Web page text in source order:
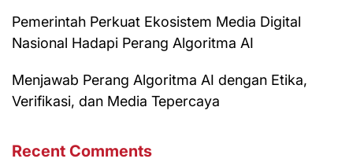
Pemerintah Perkuat Ekosistem Media Digital
Nasional Hadapi Perang Algoritma AI
Menjawab Perang Algoritma AI dengan Etika,
Verifikasi, dan Media Tepercaya
Recent Comments